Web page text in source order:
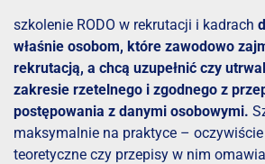
szkolenie RODO w rekrutacji i kadrach
właśnie osobom, które zawodowo
rekrutacją, a chcą uzupełnić czy
zakresie rzetelnego i zgodnego z
postępowania z danymi osobowymi.
maksymalnie na praktyce –
teoretyczne czy przepisy w nim